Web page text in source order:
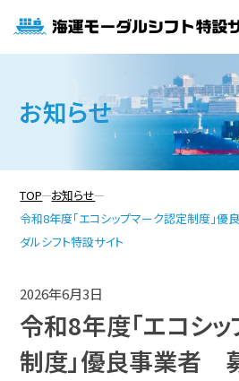
お知らせ
TOP お知らせ
令和8年度「エコシップマーク認定制度」
ダルシフト特設サイト
2026年6月3日
令和8年度「エコシ
制度」優良事業者